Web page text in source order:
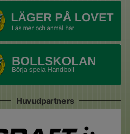
Huvudpartners